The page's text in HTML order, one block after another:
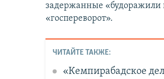
задержанные «будоражили
«госпереворот».
ЧИТАЙТЕ ТАКЖЕ:
«Кемпирабадское